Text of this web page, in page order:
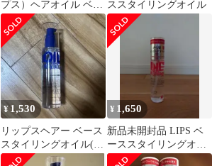
プス）ヘアオイル ベー
ススタイリングオイル
無香料
ススタイリングオイル
¥ 1,530
リップスヘアー ベース
スタイリングオイル(ダ
メージ)
¥ 1,650
新品未開封品 LIPS ベ
ーススタイリングオイ
ル